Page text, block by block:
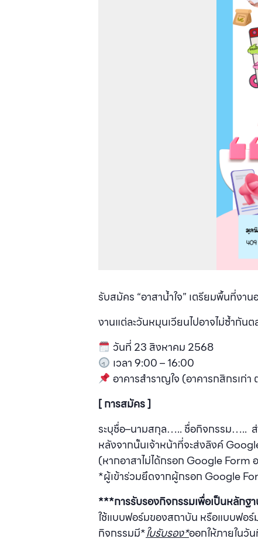
รับสมัคร “อาสาน้ำใจ” เตรียมพื้นที่ง
งานแต่ละวันหมุนเวียนไปอาจไม่ซ้ำกัน
วันที่ 23 สิงหาคม 2568
เวลา 9:00 – 16:00
อาคารสำราญใจ (อาคารกสิกรเก่า
[ การสมัคร ]
ระบุชื่อ–นามสกุล….. ชื่อกิจกรรม…..
หลังจากนั้นเจ้าหน้าที่จะส่งลิงค์
(หากอาสาไม่ได้กรอก Google Form
*ผู้เข้าร่วมยึดจากผู้กรอก Google
***การรับรองกิจกรรมเพื่อเป็นหลักฐ
ใช้แบบฟอร์มของสถาบัน หรือแบบฟอ
กิจกรรมมี*ใบรับรอง*ออกให้ภายในวั